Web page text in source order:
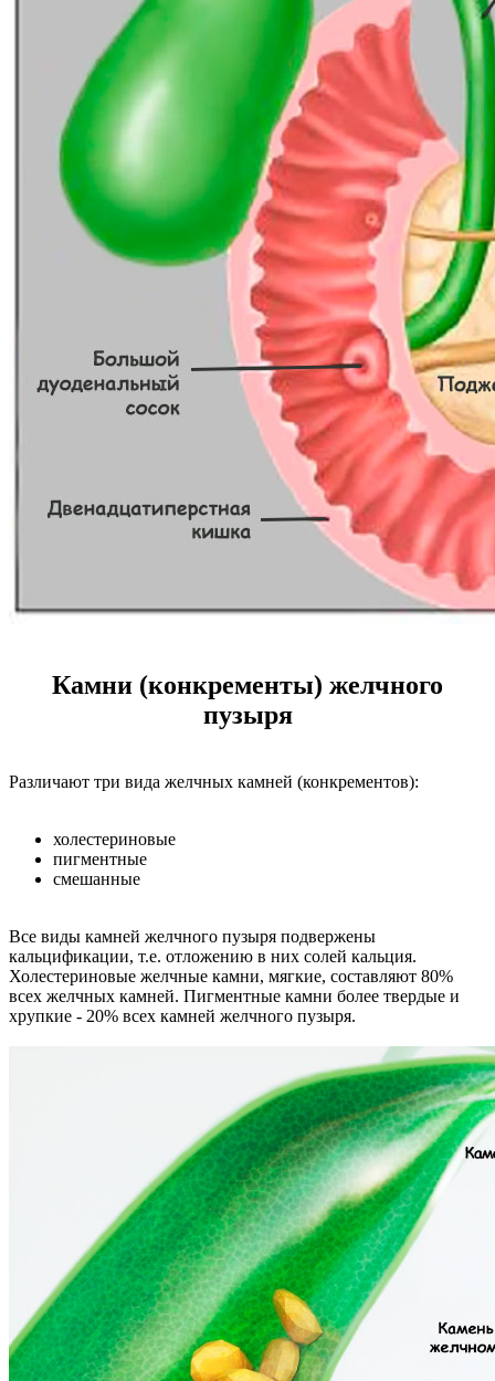
Камни (конкременты) желчного
пузыря
Различают три вида желчных камней (конкрементов):
холестериновые
пигментные
смешанные
Все виды камней желчного пузыря подвержены
кальцификации, т.е. отложению в них солей кальция.
Холестериновые желчные камни, мягкие, составляют 80%
всех желчных камней. Пигментные камни более твердые и
хрупкие - 20% всех камней желчного пузыря.